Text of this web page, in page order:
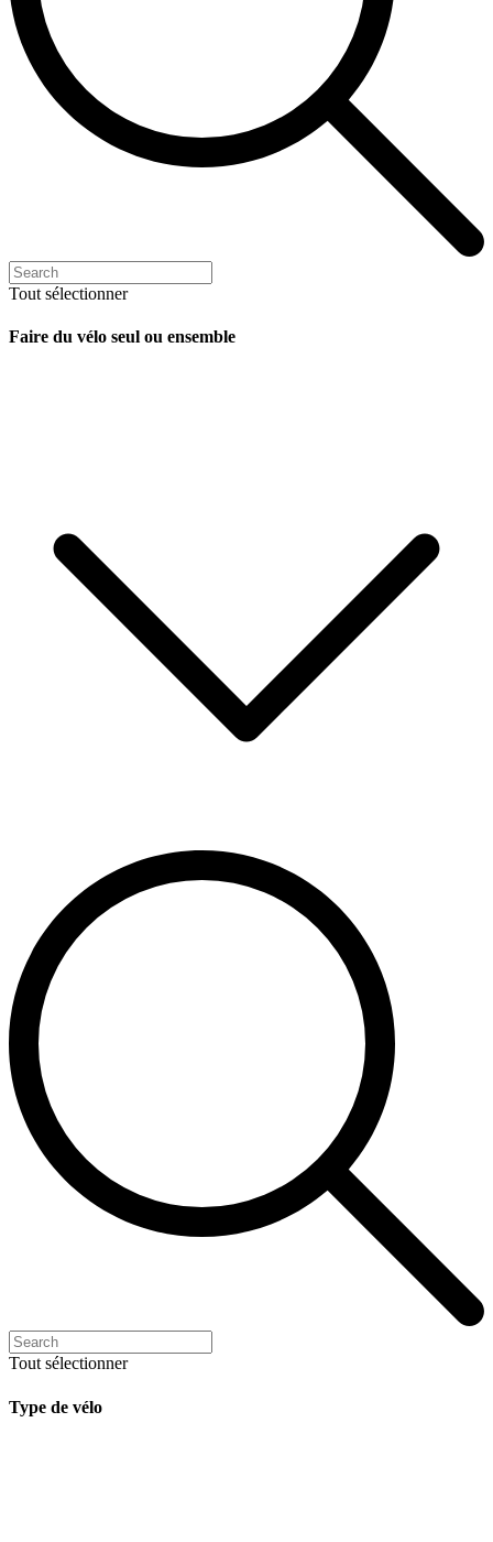
Tout sélectionner
Faire du vélo seul ou ensemble
Tout sélectionner
Type de vélo